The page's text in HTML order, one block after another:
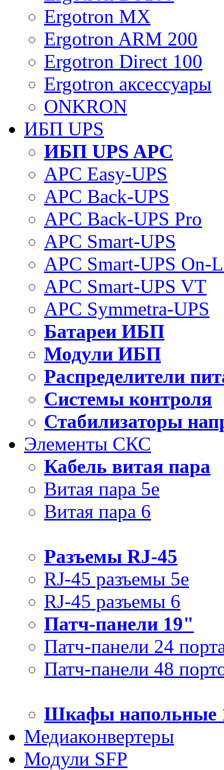
Ergotron MX
Ergotron ARM 200
Ergotron Direct 100
Ergotron аксессуары
ONKRON
ИБП UPS
ИБП UPS APC
APC Easy-UPS
APC Back-UPS
APC Back-UPS Pro
APC Smart-UPS
APC Smart-UPS On-
APC Smart-UPS VT
APC Symmetra-UPS
Батареи ИБП
Модули ИБП
Распределители
Системы контроля
Стабилизаторы
Элементы СКС
Кабель витая пара
Витая пара 5e
Витая пара 6
Разъемы RJ-45
RJ-45 разъемы 5e
RJ-45 разъемы 6
Патч-панели 19"
Патч-панели 24
Патч-панели 48
Шкафы напольные
Медиаконвертеры
Модули SFP